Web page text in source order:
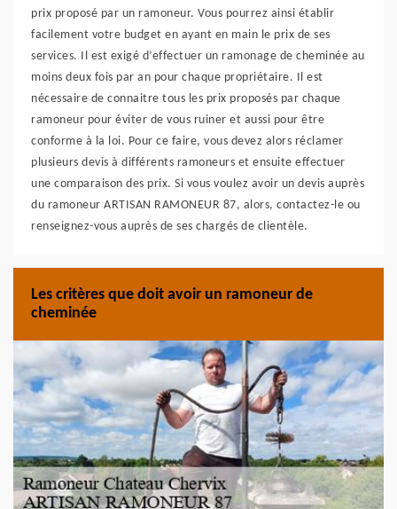
prix proposé par un ramoneur. Vous pourrez ainsi établir
facilement votre budget en ayant en main le prix de ses
services. Il est exigé d’effectuer un ramonage de cheminée au
moins deux fois par an pour chaque propriétaire. Il est
nécessaire de connaitre tous les prix proposés par chaque
ramoneur pour éviter de vous ruiner et aussi pour être
conforme à la loi. Pour ce faire, vous devez alors réclamer
plusieurs devis à différents ramoneurs et ensuite effectuer
une comparaison des prix. Si vous voulez avoir un devis auprès
du ramoneur ARTISAN RAMONEUR 87, alors, contactez-le ou
renseignez-vous auprès de ses chargés de clientèle.
Les critères que doit avoir un ramoneur de
cheminée